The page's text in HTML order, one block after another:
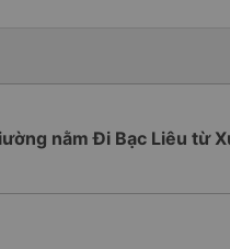
nằm Đi Bạc Liêu từ